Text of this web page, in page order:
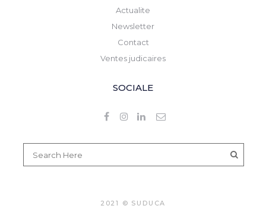
Actualite
Newsletter
Contact
Ventes judicaires
SOCIALE
2021 © SUDUCA